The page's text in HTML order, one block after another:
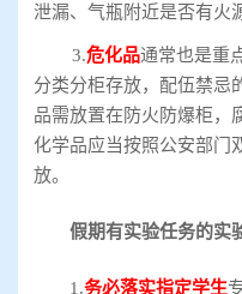
泄漏、气瓶附近是否有火
3.危化品通常也是重
分类分柜存放，配伍禁忌
品需放置在防火防爆柜，
化学品应当按照公安部门
放。
假期有实验任务的实
1.务必落实指定学生